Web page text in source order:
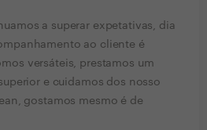
a superar expetativas, dia
ao cliente é
versáteis, prestamos um
e cuidamos dos nosso
gostamos mesmo é de